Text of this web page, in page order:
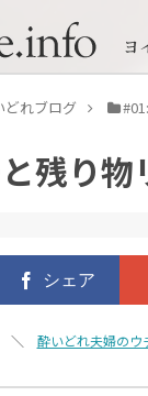
どれブログ
残り物
＼ 酔いどれ夫婦のウ